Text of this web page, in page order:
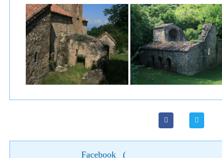
Facebook (